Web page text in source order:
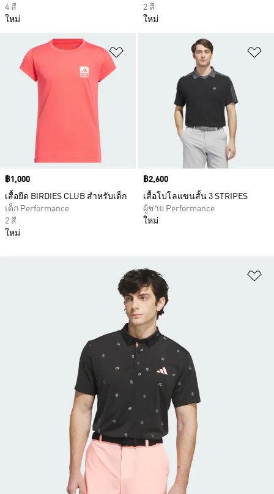
4 สี
ใหม่
2 สี
ใหม่
เพิ่มไปยังรายการสินค้าโปรด
Price
฿1,000
เสื้อยืด BIRDIES CLUB สำหรับเด็ก
เด็ก Performance
2 สี
ใหม่
Price
฿2,600
เสื้อโปโลแขนสั้น 3 STRIPES
ผู้ชาย Performance
ใหม่